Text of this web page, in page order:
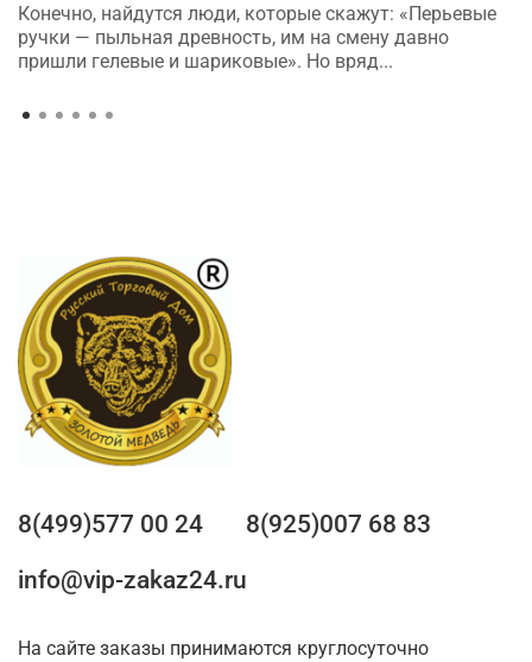
Конечно, найдутся люди, которые скажут: «Перьевые
ручки — пыльная древность, им на смену давно
пришли гелевые и шариковые». Но вряд...
8(499)577 00 24
8(925)007 68 83
info@vip-zakaz24.ru
На сайте заказы принимаются круглосуточно